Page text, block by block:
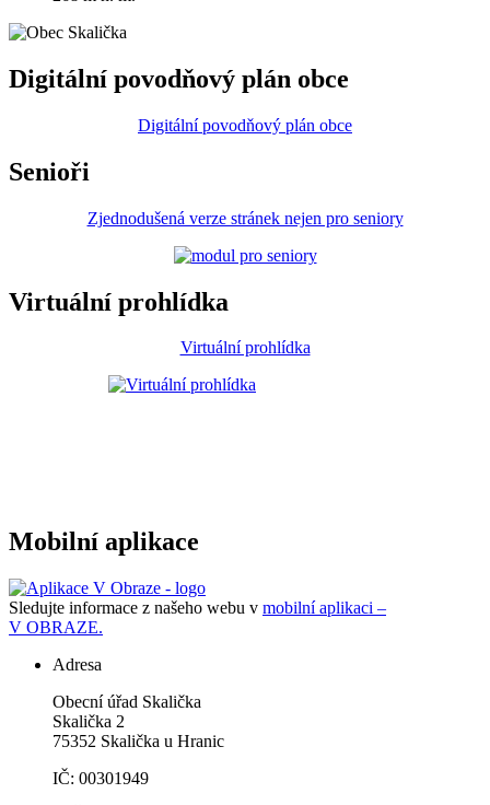
Digitální povodňový plán obce
Digitální povodňový plán obce
Senioři
Zjednodušená verze stránek nejen pro seniory
Virtuální prohlídka
Virtuální prohlídka
Mobilní aplikace
Sledujte informace z našeho webu v mobilní aplikaci –
V OBRAZE.
Adresa
Obecní úřad Skalička
Skalička 2
75352 Skalička u Hranic
IČ: 00301949